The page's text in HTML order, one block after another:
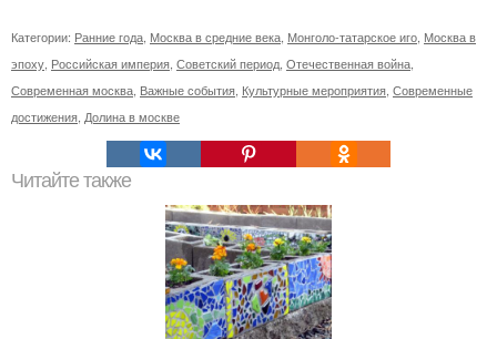
Категории: Ранние года Москва в средние века Монголо-татарское иго Москва в
эпоху Российская империя Советский период Отечественная война
Современная москва Важные события Культурные мероприятия Современные
достижения Долина в москве
Читайте также